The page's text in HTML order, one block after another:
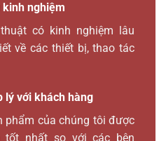
nghiệm
có kinh nghiệm lâu
về các thiết bị, thao tác
lý với khách hàng
phẩm của chúng tôi được
tốt nhất so với các bên